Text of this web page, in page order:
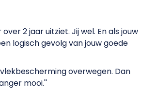
2 jaar uitziet. Jij wel. En als jouw
logisch gevolg van jouw goede
overwegen. Dan
mooi.''